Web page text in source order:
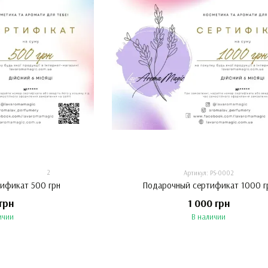
2
500 грн
Артикул: PS-0002
Подарочный сертификат 1000
1 000 грн
В наличии